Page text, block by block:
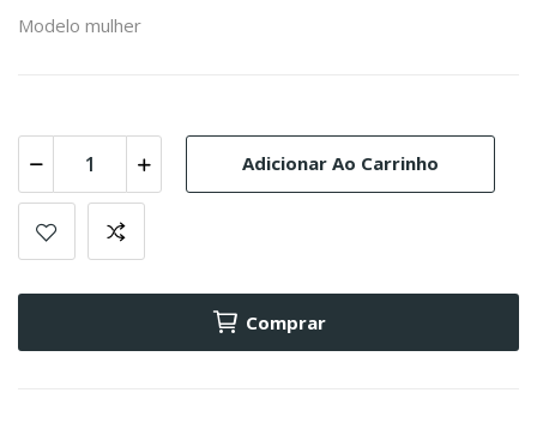
Modelo mulher
Adicionar Ao Carrinho
Comprar